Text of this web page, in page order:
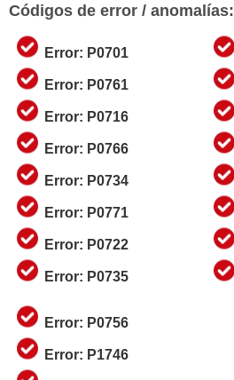
Códigos de error / anomalías:
Error: P0701
Error: P0761
Error: P0716
Error: P0766
Error: P0734
Error: P0771
Error: P0722
Error: P0735
Error: P0756
Error: P1746